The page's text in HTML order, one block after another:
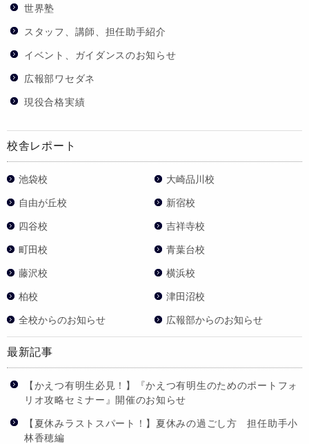
世界塾
スタッフ、講師、担任助手紹介
イベント、ガイダンスのお知らせ
広報部ワセダネ
現役合格実績
校舎レポート
池袋校 大崎品川校
自由が丘校 新宿校
四谷校 吉祥寺校
町田校 青葉台校
藤沢校 横浜校
柏校 津田沼校
全校からのお知らせ 広報部からのお知らせ
最新記事
【かえつ有明生必見！】『かえつ有明生のためのポートフォ
リオ攻略セミナー』開催のお知らせ
【夏休みラストスパート！】夏休みの過ごし方 担任助手小
林香穂編